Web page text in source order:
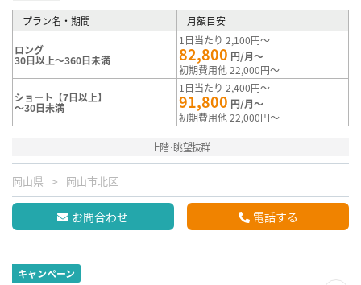
プラン名・期間 月額目安
ロング
30日以上～360日未満
1日当たり 2,100円～
82,800 円/月～
初期費用他 22,000円～
ショート【7日以上】
～30日未満
1日当たり 2,400円～
91,800 円/月～
初期費用他 22,000円～
上階･眺望抜群
岡山県 岡山市北区
お問合わせ 電話する
キャンペーン